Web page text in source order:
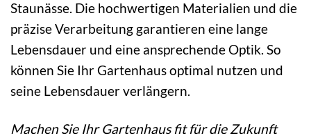
Staunässe. Die hochwertigen Materialien und die
präzise Verarbeitung garantieren eine lange
Lebensdauer und eine ansprechende Optik. So
können Sie Ihr Gartenhaus optimal nutzen und
seine Lebensdauer verlängern.
Machen Sie Ihr Gartenhaus fit für die Zukunft